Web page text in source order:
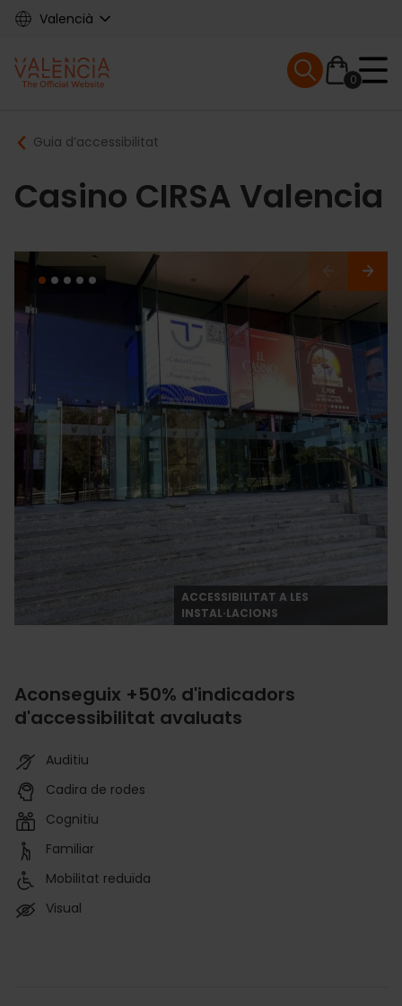
Skip
content
Valencià
Main
navigation
0
Mobile menu
Breadcrumb
Guia d’accessibilitat
Casino CIRSA Valencia
ACCESSIBILITAT A LES
INSTAL·LACIONS
Aconseguix +50% d'indicadors
d'accessibilitat avaluats
Auditiu
Cadira de rodes
Cognitiu
Familiar
Mobilitat reduïda
Visual